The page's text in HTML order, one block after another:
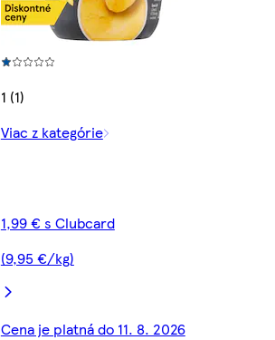
1 (1)
Viac z kategórie
1,99 € s Clubcard
(9,95 €/kg)
Cena je platná do 11. 8. 2026